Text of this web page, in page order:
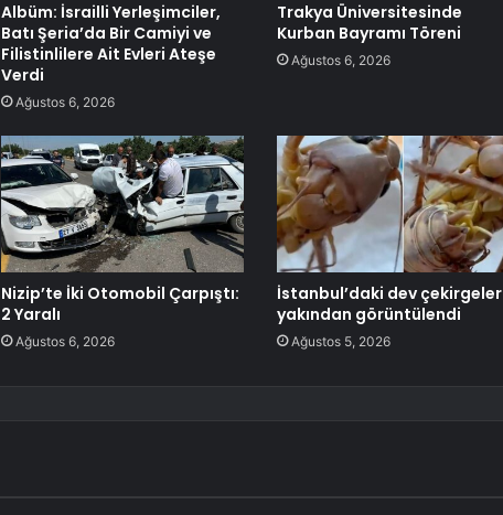
Albüm: İsrailli Yerleşimciler,
Batı Şeria’da Bir Camiyi ve
Filistinlilere Ait Evleri Ateşe
Verdi
Ağustos 6, 2026
Trakya Üniversitesinde
Kurban Bayramı Töreni
Ağustos 6, 2026
Nizip’te İki Otomobil Çarpıştı:
2 Yaralı
Ağustos 6, 2026
İstanbul’daki dev çekirgeler
yakından görüntülendi
Ağustos 5, 2026